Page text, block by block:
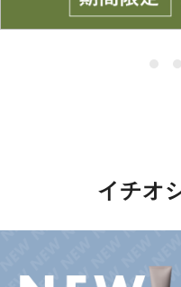
イチオ